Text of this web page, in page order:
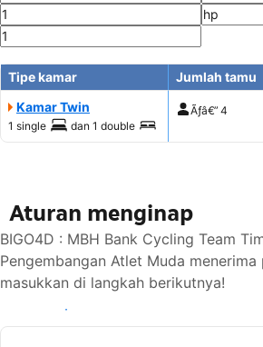
Tipe kamar
Jumlah tamu
Kamar Twin
1 single dan 1 double
Ãƒâ€” 4
Aturan menginap
BIGO4D : MBH Bank Cycling Team
Pengembangan Atlet Muda
masukkan di langkah berikutnya!
Lihat ketersediaan